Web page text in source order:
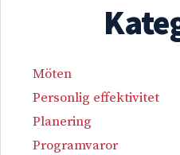
Möten
Personlig effektivitet
Planering
Programvaror